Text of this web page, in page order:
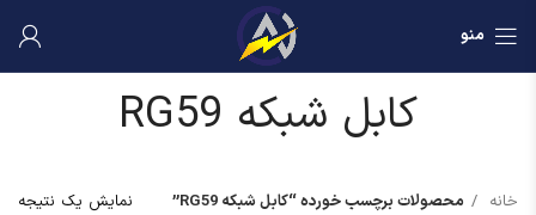
منو
کابل شبکه RG59
خانه محصولات برچسب خورده “کابل شبکه RG59” نمایش یک نتیجه